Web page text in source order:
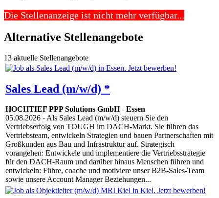
Die Stellenanzeige ist nicht mehr verfügbar...
Alternative Stellenangebote
13 aktuelle Stellenangebote
Sales Lead (m/w/d) *
HOCHTIEF PPP Solutions GmbH- Essen
05.08.2026 - Als Sales Lead (m/w/d) steuern Sie den
Vertriebserfolg von TOUGH im DACH-Markt. Sie führen das
Vertriebsteam, entwickeln Strategien und bauen Partnerschaften mit
Großkunden aus Bau und Infrastruktur auf. Strategisch
vorangehen: Entwickele und implementiere die Vertriebsstrategie
für den DACH-Raum und darüber hinaus Menschen führen und
entwickeln: Führe, coache und motiviere unser B2B-Sales-Team
sowie unsere Account Manager Beziehungen...